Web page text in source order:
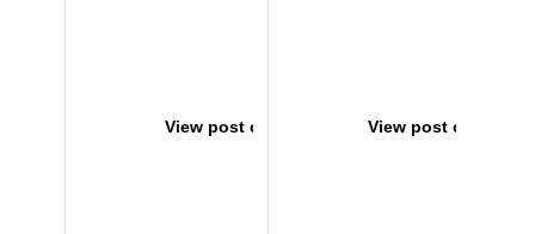
View post on Instagram View post on